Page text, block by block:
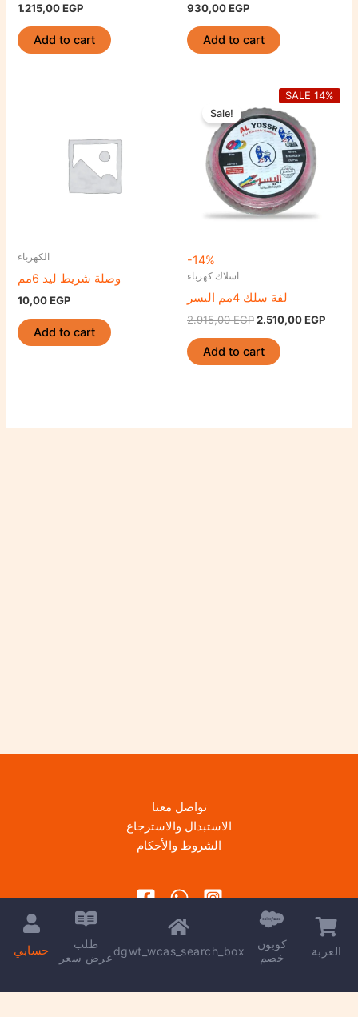
1.215,00EGP
Add to cart
930,00EGP
Add to cart
الكهرباء
وصلة شريط ليد 6مم
10,00EGP
Add to cart
-14%
SALE 14%
Sale!
اسلاك كهرباء
لفة سلك 4مم اليسر
2.915,00EGP
Original
price
was:
2.915,00 EGP.
2.510,00EGP
price
Add to cart
تواصل معنا
الاستبدال والاسترجاع
الشروط والأحكام
حسابي
طلب
عرض سعرdgwt_wcas_search_box
كوبون
خصم
العربة